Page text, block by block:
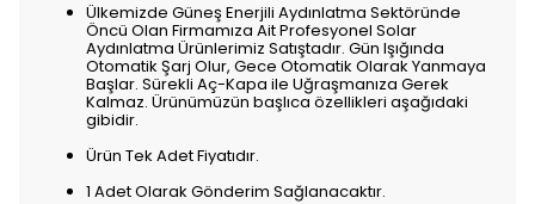
Ülkemizde Güneş Enerjili Aydınlatma Sektöründe
Öncü Olan Firmamıza Ait Profesyonel Solar
Aydınlatma Ürünlerimiz Satıştadır. Gün Işığında
Otomatik Şarj Olur, Gece Otomatik Olarak Yanmaya
Başlar. Sürekli Aç-Kapa ile Uğraşmanıza Gerek
Kalmaz. Ürünümüzün başlıca özellikleri aşağıdaki
gibidir.
Ürün Tek Adet Fiyatıdır.
1 Adet Olarak Gönderim Sağlanacaktır.